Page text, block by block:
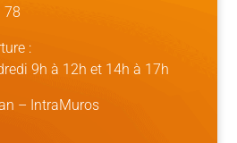
78
:
9h à 12h et 14h à 17h
– IntraMuros